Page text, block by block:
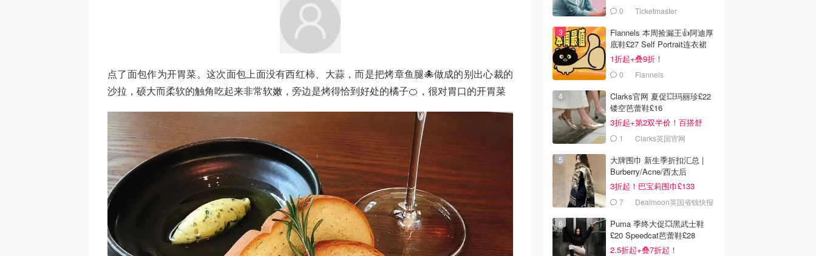
点了面包作为开胃菜。这次面包上面没有西红柿、大蒜，而是把烤章鱼腿🐙做成的别出心裁的
沙拉，硕大而柔软的触角吃起来非常软嫩，旁边是烤得恰到好处的橘子🍊，很对胃口的开胃菜
0 Ticketmaster
Flannels 本周捡漏王👍阿迪厚
底鞋£27 Self Portrait连衣裙
£63
1折起+叠9折！
0 Flannels
Clarks官网 夏促💥玛丽珍£22
镂空芭蕾鞋£16
3折起+第2双半价！百搭舒
服！1 Clarks英国官网
大牌围巾 新生季折扣汇总 |
Burberry/Acne/西太后
3折起！巴宝莉围巾£133
7 Dealmoon英国省钱快报
Puma 季终大促💥黑武士鞋
£20 Speedcat芭蕾鞋£28
2.5折起+叠7折起！